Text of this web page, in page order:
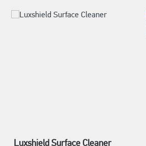
Luxshield Surface Cleaner